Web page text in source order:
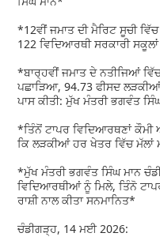
*12ਵੀਂ ਜਮਾਤ ਦੀ ਮੈਰਿਟ ਸੂਚੀ
122 ਵਿਦਿਆਰਥੀ ਸਰਕਾਰੀ
*ਬਾਰ੍ਹਵੀਂ ਜਮਾਤ ਦੇ ਨਤੀਜਿਆਂ
ਪਛਾੜਿਆ, 94.73 ਫੀਸਦ
ਪਾਸ ਕੀਤੀ: ਮੁੱਖ ਮੰਤਰੀ ਭਗਵੰਤ
*ਤਿੰਨੋਂ ਟਾਪਰ ਵਿਦਿਆਰਥਣਾਂ ਕੌਮੀ
ਕਿ ਲੜਕੀਆਂ ਹਰ ਖੇਤਰ ਵਿੱਚ ਮੱਲਾਂ
*ਮੁੱਖ ਮੰਤਰੀ ਭਗਵੰਤ ਸਿੰਘ ਮਾਨ
ਵਿਦਿਆਰਥੀਆਂ ਨੂੰ ਮਿਲੇ, ਤਿੰਨੋ
ਰਾਸ਼ੀ ਨਾਲ ਕੀਤਾ ਸਨਮਾਨਿਤ*
ਚੰਡੀਗੜ੍ਹ, 14 ਮਈ 2026: